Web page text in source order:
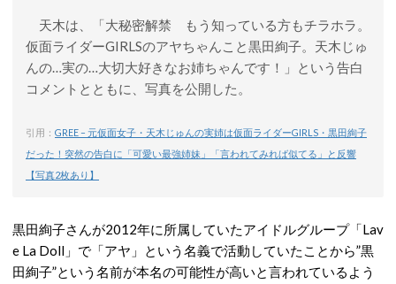
天木は、「大秘密解禁 もう知っている方もチラホラ。
仮面ライダーGIRLSのアヤちゃんこと黒田絢子。天木じゅ
んの…実の…大切大好きなお姉ちゃんです！」という告白
コメントとともに、写真を公開した。
引用： GREE – 元仮面女子・天木じゅんの実姉は仮面ライダーGIRLS・黒田絢子
だった！突然の告白に「可愛い最強姉妹」「言われてみれば似てる」と反響
【写真2枚あり】
黒田絢子さんが2012年に所属していたアイドルグループ「Lav
e La Doll」で「アヤ」という名義で活動していたことから”黒
田絢子”という名前が本名の可能性が高いと言われているよう